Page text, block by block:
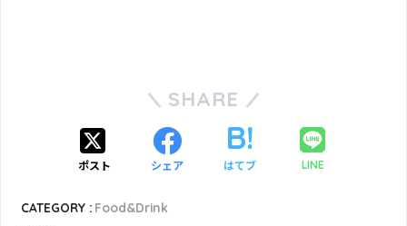
SHARE
ポスト シェア はてブ LINE
CATEGORY : Food&Drink